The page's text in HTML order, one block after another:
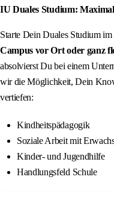
IU Duales Studium:
Starte Dein Duales Studium im
Campus vor Ort oder ganz
absolvierst Du bei einem
wir die Möglichkeit, Dein
vertiefen:
Kindheitspädagogik
Soziale Arbeit mit
Kinder- und Jugendhilfe
Handlungsfeld Schule